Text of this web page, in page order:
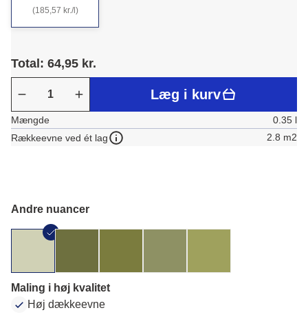
(185,57 kr./l)
Total: 64,95 kr.
Læg i kurv
Mængde
0.35 l
Rækkeevne ved ét lag
2.8 m2
Andre nuancer
Maling i høj kvalitet
Høj dækkeevne